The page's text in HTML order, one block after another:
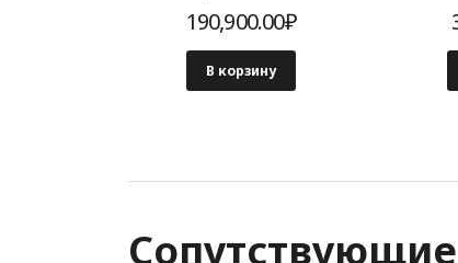
190,900.00₽
В корзину